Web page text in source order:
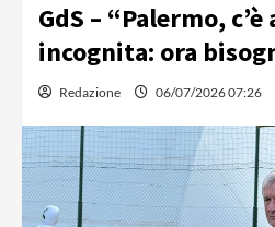
GdS – “Palermo,
incognita: ora
Redazione 06/07/2026 07:26